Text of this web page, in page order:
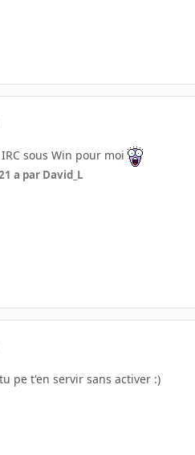
sous Win pour moi
a par David_L
pe t'en servir sans activer :)